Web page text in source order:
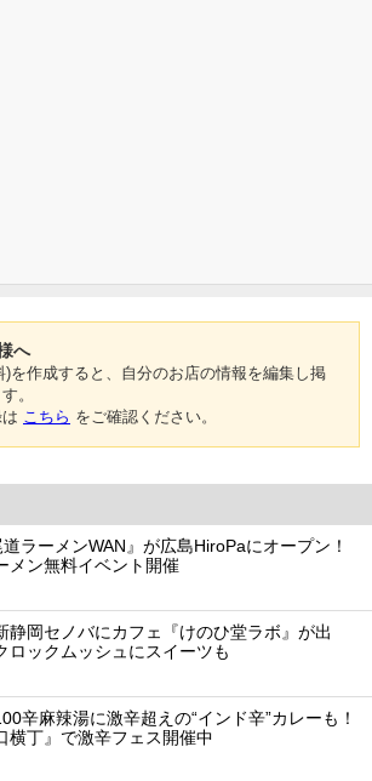
へ
を作成すると、自分のお店の情報を編集し掲
。
こちら をご確認ください。
ラーメンWAN』が広島HiroPaにオープン！
メン無料イベント開催
静岡セノバにカフェ『けのひ堂ラボ』が出
ロックムッシュにスイーツも
辛麻辣湯に激辛超えの“インド辛”カレーも！
横丁』で激辛フェス開催中